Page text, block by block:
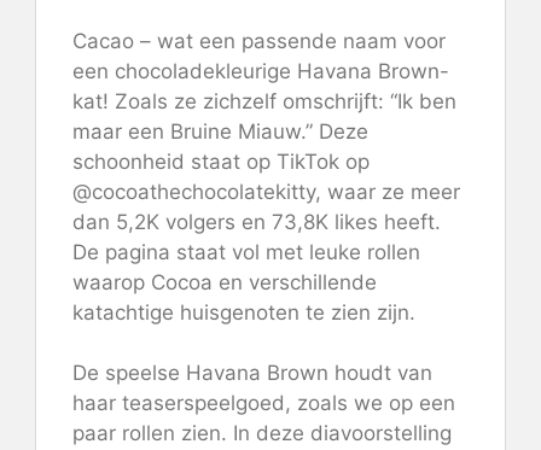
Cacao – wat een passende naam voor
een chocoladekleurige Havana Brown-
kat! Zoals ze zichzelf omschrijft: “Ik ben
maar een Bruine Miauw.” Deze
schoonheid staat op TikTok op
@cocoathechocolatekitty, waar ze meer
dan 5,2K volgers en 73,8K likes heeft.
De pagina staat vol met leuke rollen
waarop Cocoa en verschillende
katachtige huisgenoten te zien zijn.
De speelse Havana Brown houdt van
haar teaserspeelgoed, zoals we op een
paar rollen zien. In deze diavoorstelling